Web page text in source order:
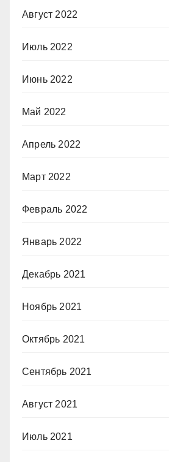
Август 2022
Июль 2022
Июнь 2022
Май 2022
Апрель 2022
Март 2022
Февраль 2022
Январь 2022
Декабрь 2021
Ноябрь 2021
Октябрь 2021
Сентябрь 2021
Август 2021
Июль 2021